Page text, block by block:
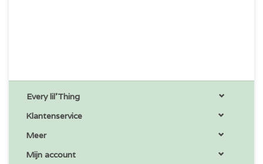
Every lil'Thing
Klantenservice
Meer
Mijn account